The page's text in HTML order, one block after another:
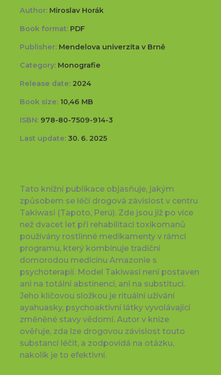
Author: Miroslav Horák
Book format: PDF
Publisher: Mendelova univerzita v Brně
Category: Monografie
Release date: 2024
Book size: 10,46 MB
ISBN: 978-80-7509-914-3
Last update: 30. 6. 2025
Tato knižní publikace objasňuje, jakým
způsobem se léčí drogová závislost v centru
Takiwasi (Tapoto, Perú). Zde jsou již po více
než dvacet let při rehabilitaci toxikomanů
používány rostlinné medikamenty v rámci
programu, který kombinuje tradiční
domorodou medicínu Amazonie s
psychoterapií. Model Takiwasi není postaven
ani na totální abstinenci, ani na substituci.
Jeho klíčovou složkou je rituální užívání
ayahuasky, psychoaktivní látky vyvolávající
změněné stavy vědomí. Autor v knize
ověřuje, zda lze drogovou závislost touto
substancí léčit, a zodpovídá na otázku,
nakolik je to efektivní.